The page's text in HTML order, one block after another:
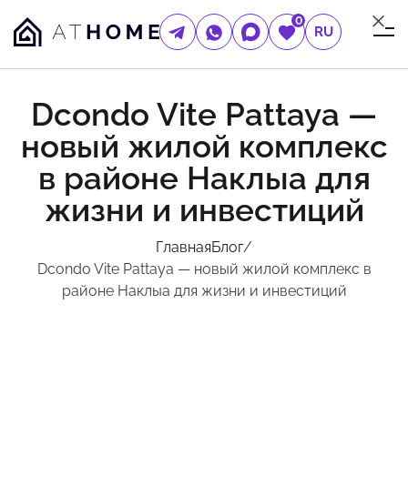
0
RU
Dcondo Vite Pattaya —
новый жилой комплекс
в районе Наклыа для
жизни и инвестиций
ГлавнаяБлог/
Dcondo Vite Pattaya — новый жилой комплекс в
районе Наклыа для жизни и инвестиций